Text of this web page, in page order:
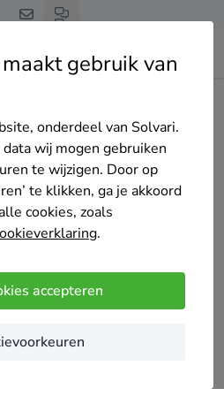
gebruik van
onderdeel van Solvari.
wij mogen gebruiken
te wijzigen. Door op
te klikken, ga je akkoord
cookies, zoals
.
accepteren
renoveren?